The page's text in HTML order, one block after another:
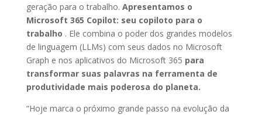
geração para o trabalho. Apresentamos o
Microsoft 365 Copilot: seu copiloto para o
trabalho . Ele combina o poder dos grandes modelos
de linguagem (LLMs) com seus dados no Microsoft
Graph e nos aplicativos do Microsoft 365 para
transformar suas palavras na ferramenta de
produtividade mais poderosa do planeta.
“Hoje marca o próximo grande passo na evolução da